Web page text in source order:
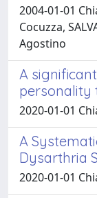
2004-01-01
Cocuzza,
Agostino
A
personality
2020-01-01
A
Dysarthria
2020-01-01